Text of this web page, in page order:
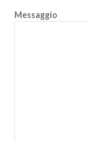
Messaggio